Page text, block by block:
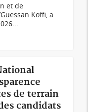
et de
Koffi, a
de terrain
candidats